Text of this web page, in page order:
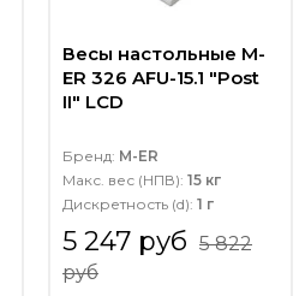
Весы настольные M-
ER 326 AFU-15.1 "Post
II" LCD
Бренд: M-ER
Макс. вес (НПВ): 15 кг
Дискретность (d): 1 г
5 247 руб 5 822
руб